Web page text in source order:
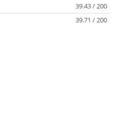
39.43 / 200
39.71 / 200